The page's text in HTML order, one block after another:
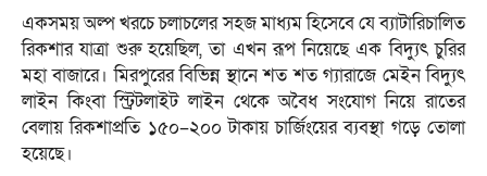
একসময় অল্প খরচে চলাচলের সহজ মাধ্যম হিসেবে যে ব্যাটারিচালিত
রিকশার যাত্রা শুরু হয়েছিল, তা এখন রূপ নিয়েছে এক বিদ্যুৎ চুরির
মহা বাজারে। মিরপুরের বিভিন্ন স্থানে শত শত গ্যারাজে মেইন বিদ্যুৎ
লাইন কিংবা স্ট্রিটলাইট লাইন থেকে অবৈধ সংযোগ নিয়ে রাতের
বেলায় রিকশাপ্রতি ১৫০–২০০ টাকায় চার্জিংয়ের ব্যবস্থা গড়ে তোলা
হয়েছে।